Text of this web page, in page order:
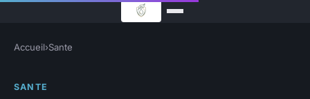
Accueil›Sante
SANTE